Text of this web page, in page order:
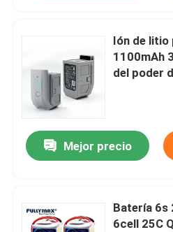
Productos
Ión de litio
1100mAh
del poder
Mejor precio
Batería 6s
6cell 25C